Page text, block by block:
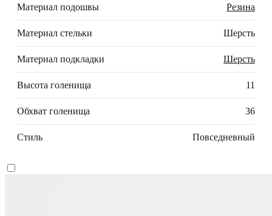
Материал подошвы Резина
Материал стельки Шерсть
Материал подкладки Шерсть
Высота голенища 11
Обхват голенища 36
Стиль Повседневный